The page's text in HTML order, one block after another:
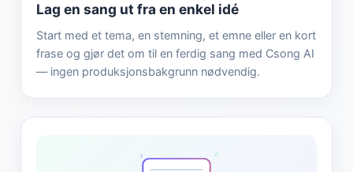
Lag en sang ut fra en enkel idé
Start med et tema, en stemning, et emne eller en kort
frase og gjør det om til en ferdig sang med Csong AI
— ingen produksjonsbakgrunn nødvendig.
♪ ♫